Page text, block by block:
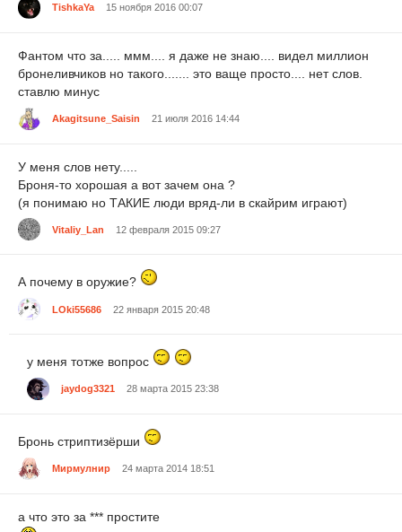
TishkaYa 15 ноября 2016 00:07
Фантом что за..... ммм.... я даже не знаю.... видел миллион
бронеливчиков но такого....... это ваще просто.... нет слов.
ставлю минус
Akagitsune_Saisin 21 июля 2016 14:44
У меня слов нету.....
Броня-то хорошая а вот зачем она ?
(я понимаю но ТАКИЕ люди вряд-ли в скайрим играют)
Vitaliy_Lan 12 февраля 2015 09:27
А почему в оружие?
LOki55686 22 января 2015 20:48
у меня тотже вопрос
jaydog3321 28 марта 2015 23:38
Бронь стриптизёрши
Мирмулнир 24 марта 2014 18:51
а что это за *** простите